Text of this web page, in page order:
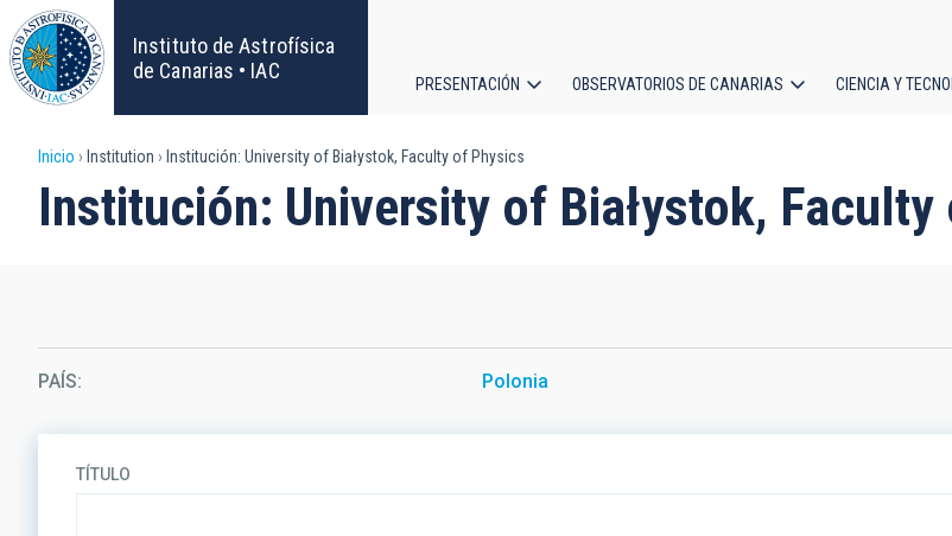
Pasar
al
contenido
principal
Instituto de Astrofísica
de Canarias • IAC
principal
PRESENTACIÓN OBSERVATORIOS DE CANARIAS CIENCIA Y
Sobrescribir
enlaces
a
la
navegación
Inicio Institution Institución: University of Białystok, Faculty of Physics
Institución: University of Białystok,
PAÍS Polonia
TÍTULO